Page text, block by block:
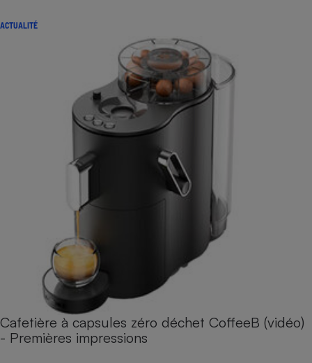
ACTUALITÉ
Cafetière à capsules zéro déchet CoffeeB (vidéo)
- Premières impressions